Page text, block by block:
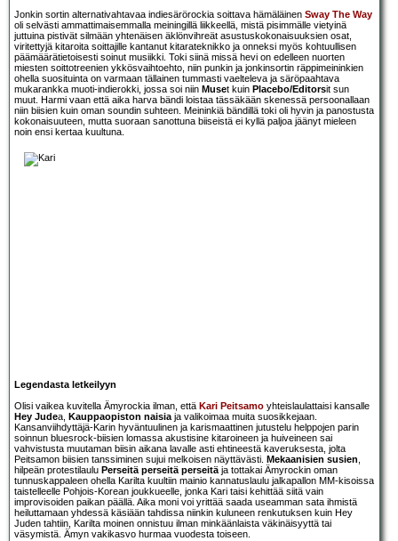
Jonkin sortin alternativahtavaa indiesärörockia soittava hämäläinen Sway The Way
oli selvästi ammattimaisemmalla meiningillä liikkeellä, mistä pisimmälle vietyinä
juttuina pistivät silmään yhtenäisen äklönvihreät asustuskokonaisuuksien osat,
viritettyjä kitaroita soittajille kantanut kitarateknikko ja onneksi myös kohtuullisen
päämäärätietoisesti soinut musiikki. Toki siinä missä hevi on edelleen nuorten
miesten soittotreenien ykkösvaihtoehto, niin punkin ja jonkinsortin räppimeininkien
ohella suosituinta on varmaan tällainen tummasti vaelteleva ja säröpaahtava
mukarankka muoti-indierokki, jossa soi niin Muset kuin Placebo/Editorsit sun
muut. Harmi vaan että aika harva bändi loistaa tässäkään skenessä persoonallaan
niin biisien kuin oman soundin suhteen. Meininkiä bändillä toki oli hyvin ja panostusta
kokonaisuuteen, mutta suoraan sanottuna biiseistä ei kyllä paljoa jäänyt mieleen
noin ensi kertaa kuultuna.
Legendasta letkeilyyn
Olisi vaikea kuvitella Ämyrockia ilman, että Kari Peitsamo yhteislaulattaisi kansalle
Hey Judea, Kauppaopiston naisiaja valikoimaa muita suosikkejaan.
Kansanviihdyttäjä-Karin hyväntuulinen ja karismaattinen jutustelu helppojen parin
soinnun bluesrock-biisien lomassa akustisine kitaroineen ja huiveineen sai
vahvistusta muutaman biisin aikana lavalle asti ehtineestä kaveruksesta, jolta
Peitsamon biisien tanssiminen sujui melkoisen näyttävästi. Mekaanisien susien,
hilpeän protestilaulu Perseitä perseitä perseitäja tottakai Ämyrockin oman
tunnuskappaleen ohella Karilta kuultiin mainio kannatuslaulu jalkapallon MM-kisoissa
taistelleelle Pohjois-Korean joukkueelle, jonka Kari taisi kehittää siitä vain
improvisoiden paikan päällä. Aika moni voi yrittää saada useamman sata ihmistä
heiluttamaan yhdessä käsiään tahdissa niinkin kuluneen renkutuksen kuin Hey
Juden tahtiin, Karilta moinen onnistuu ilman minkäänlaista väkinäisyyttä tai
väsymistä. Ämyn vakikasvo hurmaa vuodesta toiseen.